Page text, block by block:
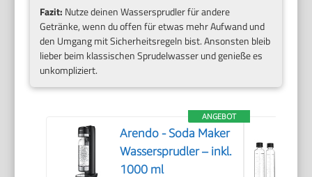
Fazit: Nutze deinen Wassersprudler für andere
Getränke, wenn du offen für etwas mehr Aufwand und
den Umgang mit Sicherheitsregeln bist. Ansonsten bleib
lieber beim klassischen Sprudelwasser und genieße es
unkompliziert.
ANGEBOT
Arendo - Soda Maker
Wassersprudler – inkl.
1000 ml